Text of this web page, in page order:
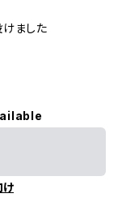
ました
け